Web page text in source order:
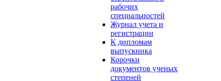
рабочих
специальностей
Журнал учета и
регистрации
К дипломам
выпускника
Корочки
документов ученых
степеней